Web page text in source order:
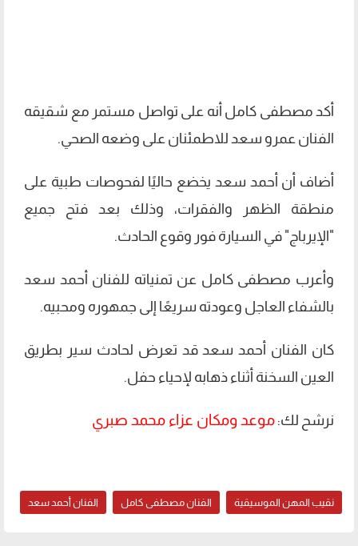
أكد مصطفى كامل أنه على تواصل مستمر مع شقيقه
الفنان عمرو سعد للاطمئنان على وضعه الصحي.
أضاف أن أحمد سعد يخضع حاليًا لفحوصات طبية على
منطقة الظهر والفقرات، وذلك بعد فتح جميع
"الإيرباج" في السيارة فور وقوع الحادث.
وأعرب مصطفى كامل عن تمنياته للفنان أحمد سعد
بالشفاء العاجل وعودته سريعًا إلى جمهوره ومحبيه.
كان الفنان أحمد سعد قد تعرض لحادث سير بطريق
العين السخنة أثناء ذهابه لإحياء حفل.
نرشح لك: موعد ومكان عزاء محمد صبري
نقيب المهن الموسيقية الفنان مصطفى كامل الفنان أحمد سعد